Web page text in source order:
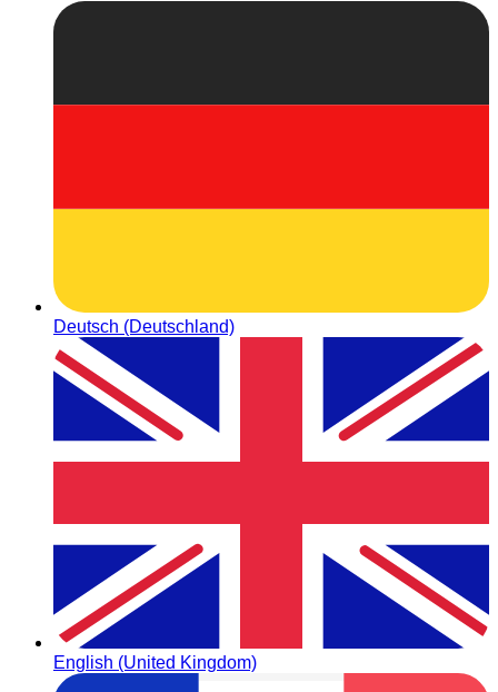
Deutsch (Deutschland)
English (United Kingdom)